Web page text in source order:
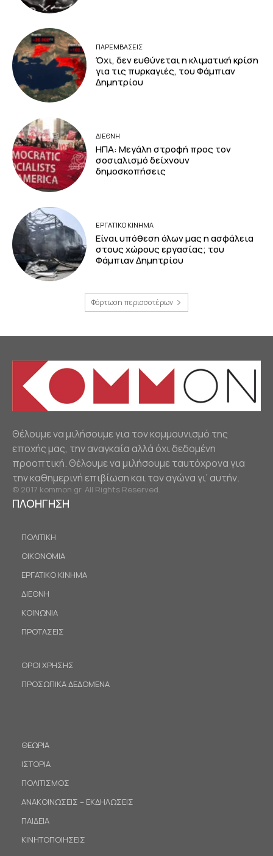
ΠΑΡΕΜΒΑΣΕΙΣ
Όχι, δεν ευθύνεται η κλιματική κρίση
για τις πυρκαγιές, του Φάμπιαν
Δημητρίου
ΔΙΕΘΝΗ
ΗΠΑ: Μεγάλη στροφή προς τον
σοσιαλισμό δείχνουν
δημοσκοπήσεις
ΕΡΓΑΤΙΚΟ ΚΙΝΗΜΑ
Είναι υπόθεση όλων μας η ασφάλεια
στους χώρους εργασίας; του
Φάμπιαν Δημητρίου
Φόρτωση περισσοτέρων
Θέλουμε να μιλήσουμε για τον κομμουνισμό της
εποχής μας, την αναγκαία αλλά όχι δεδομένη
προοπτική. Θέλουμε να μιλήσουμε ταυτόχρονα για
την καθημερινή επιβίωση και τον αγώνα γι’ αυτήν.
© 2017 kommon.gr. All Rights Reserved.
ΠΛΟΗΓΗΣΗ
ΠΟΛΙΤΙΚΗ
ΟΙΚΟΝΟΜΙΑ
ΕΡΓΑΤΙΚΟ ΚΙΝΗΜΑ
ΔΙΕΘΝΗ
ΚΟΙΝΩΝΙΑ
ΠΡΟΤΑΣΕΙΣ
ΟΡΟΙ ΧΡΗΣΗΣ
ΠΡΟΣΩΠΙΚΑ ΔΕΔΟΜΕΝΑ
ΘΕΩΡΙΑ
ΙΣΤΟΡΙΑ
ΠΟΛΙΤΙΣΜΟΣ
ΑΝΑΚΟΙΝΩΣΕΙΣ – ΕΚΔΗΛΩΣΕΙΣ
ΠΑΙΔΕΙΑ
ΚΙΝΗΤΟΠΟΙΗΣΕΙΣ